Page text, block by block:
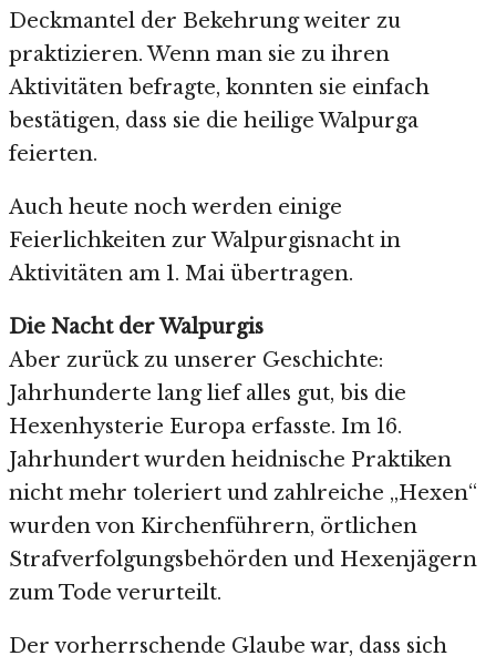
Deckmantel der Bekehrung weiter zu
praktizieren. Wenn man sie zu ihren
Aktivitäten befragte, konnten sie einfach
bestätigen, dass sie die heilige Walpurga
feierten.
Auch heute noch werden einige
Feierlichkeiten zur Walpurgisnacht in
Aktivitäten am 1. Mai übertragen.
Die Nacht der Walpurgis
Aber zurück zu unserer Geschichte:
Jahrhunderte lang lief alles gut, bis die
Hexenhysterie Europa erfasste. Im 16.
Jahrhundert wurden heidnische Praktiken
nicht mehr toleriert und zahlreiche „Hexen“
wurden von Kirchenführern, örtlichen
Strafverfolgungsbehörden und Hexenjägern
zum Tode verurteilt.
Der vorherrschende Glaube war, dass sich